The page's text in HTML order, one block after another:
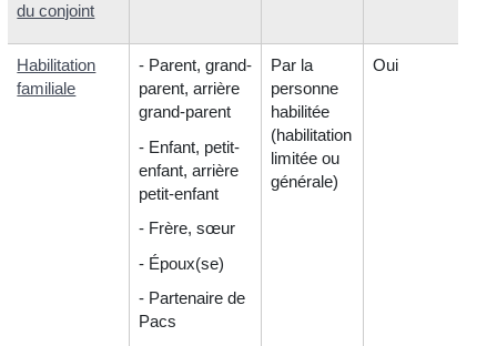
du conjoint
Habilitation
familiale
- Parent, grand-
parent, arrière
grand-parent
- Enfant, petit-
enfant, arrière
petit-enfant
- Frère, sœur
- Époux(se)
- Partenaire de
Pacs
Par la
personne
habilitée
(habilitation
limitée ou
générale)
Oui